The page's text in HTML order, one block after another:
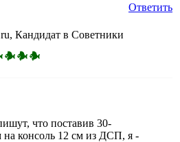
Ответить
Кандидат в Советники
что поставив 30-
на консоль 12 см из ДСП, я -